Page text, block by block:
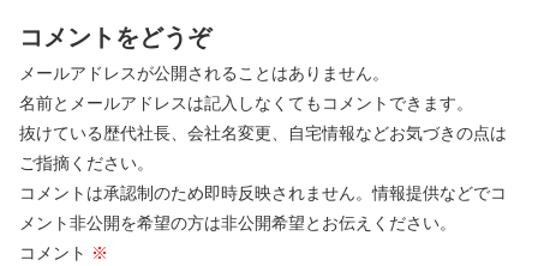
コメントをどうぞ
メールアドレスが公開されることはありません。
名前とメールアドレスは記入しなくてもコメントできます。
抜けている歴代社長、会社名変更、自宅情報などお気づきの点は
ご指摘ください。
コメントは承認制のため即時反映されません。情報提供などでコ
メント非公開を希望の方は非公開希望とお伝えください。
コメント ※